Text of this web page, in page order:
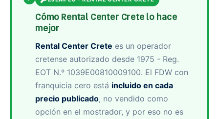
Cómo Rental Center Crete lo hace
mejor
Rental Center Crete es un operador
cretense autorizado desde 1975 - Reg.
EOT N.º 1039E00810009100. El FDW con
franquicia cero está incluido en cada
precio publicado, no vendido como
opción en el mostrador, y por eso no es